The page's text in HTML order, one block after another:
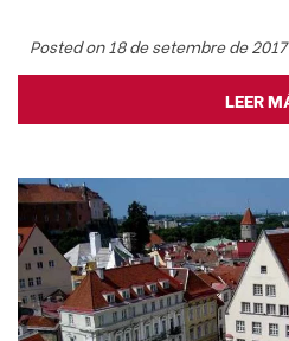
Posted on 18 de setembre de 2017
LEER